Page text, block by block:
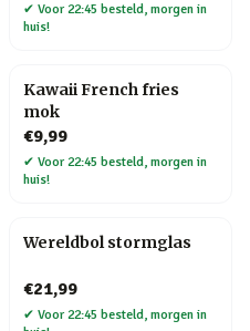
✔ Voor 22:45 besteld, morgen in
huis!
Kawaii French fries
mok
€9,99
✔ Voor 22:45 besteld, morgen in
huis!
Wereldbol stormglas
€21,99
✔ Voor 22:45 besteld, morgen in